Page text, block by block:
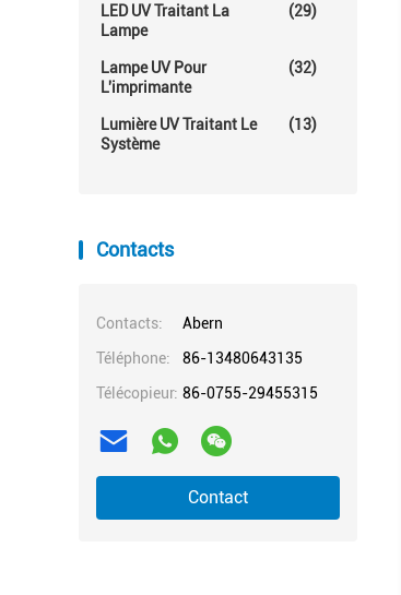
LED UV Traitant La
Lampe
(29)
Lampe UV Pour
L'imprimante
(32)
Lumière UV Traitant Le
Système
(13)
Contacts
Contacts:
Abern
Téléphone:
86-13480643135
Télécopieur: 86-0755-29455315
Contact